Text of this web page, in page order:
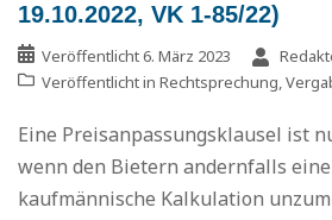
19.10.2022, VK 1-85/22)
Veröffentlicht 6. März 2023
Veröffentlicht in Rechtsprechung,
Eine Preisanpassungsklausel ist
wenn den Bietern andernfalls
kaufmännische Kalkulation